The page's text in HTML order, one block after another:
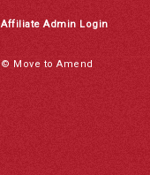
Affiliate Admin Login
© Move to Amend